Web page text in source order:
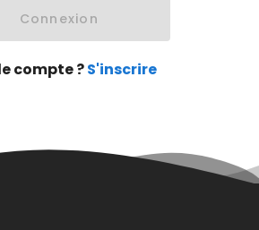
Connexion
compte ?S'inscrire